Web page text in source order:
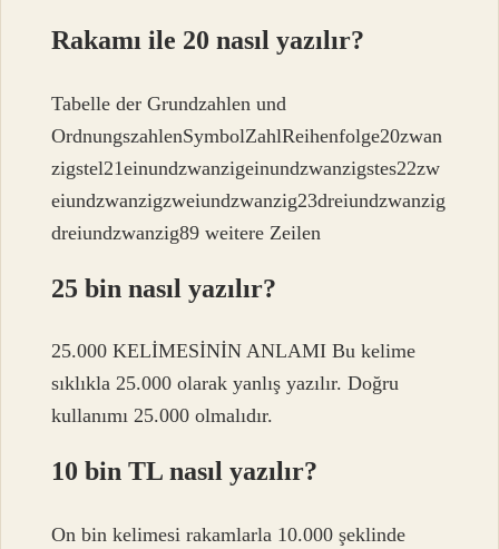
Rakamı ile 20 nasıl yazılır?
Tabelle der Grundzahlen und
OrdnungszahlenSymbolZahlReihenfolge20zwan
zigstel21einundzwanzigeinundzwanzigstes22zw
eiundzwanzigzweiundzwanzig23dreiundzwanzig
dreiundzwanzig89 weitere Zeilen
25 bin nasıl yazılır?
25.000 KELİMESİNİN ANLAMI Bu kelime
sıklıkla 25.000 olarak yanlış yazılır. Doğru
kullanımı 25.000 olmalıdır.
10 bin TL nasıl yazılır?
On bin kelimesi rakamlarla 10.000 şeklinde